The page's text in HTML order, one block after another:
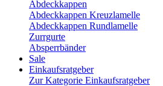
Abdeckkappen
Abdeckkappen Kreuzlamelle
Abdeckkappen Rundlamelle
Zurrgurte
Absperrbänder
Sale
Einkaufsratgeber
Zur Kategorie Einkaufsratgeber